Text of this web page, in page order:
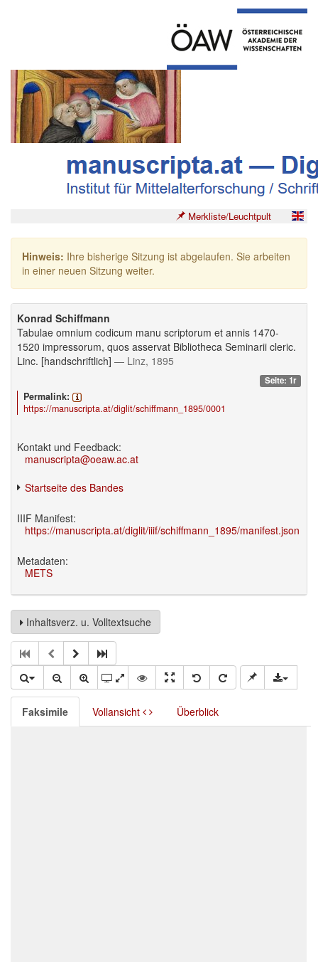
Merkliste/Leuchtpult
Hinweis: Ihre bisherige Sitzung ist abgelaufen. Sie arbeiten
in einer neuen Sitzung weiter.
Konrad Schiffmann
Tabulae omnium codicum manu scriptorum et annis 1470-
1520 impressorum, quos asservat Bibliotheca Seminarii cleric.
Linc. [handschriftlich] — Linz, 1895
Seite: 1r
Permalink:
https://manuscripta.at/diglit/schiffmann_1895/0001
Kontakt und Feedback:
manuscripta@oeaw.ac.at
Startseite des Bandes
IIIF Manifest:
https://manuscripta.at/diglit/iiif/schiffmann_1895/manifest.json
Metadaten:
METS
Inhaltsverz. u. Volltextsuche
Faksimile Vollansicht Überblick